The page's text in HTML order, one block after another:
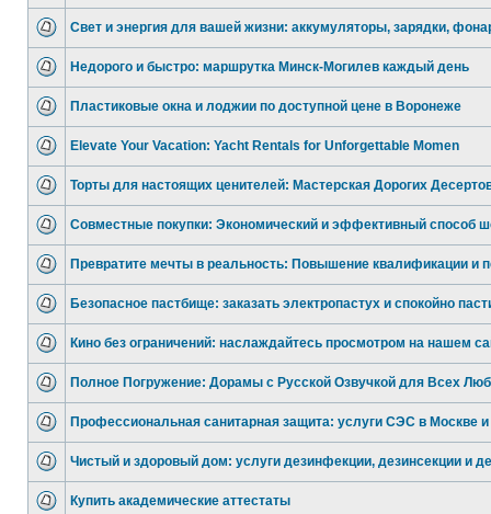
Свет и энергия для вашей жизни: аккумуляторы, зарядки,
Недорого и быстро: маршрутка Минск-Могилев каждый день
Пластиковые окна и лоджии по доступной цене в Воронеже
Elevate Your Vacation: Yacht Rentals for Unforgettable Momen
Торты для настоящих ценителей: Мастерская Дорогих
Совместные покупки: Экономический и эффективный способ
Превратите мечты в реальность: Повышение квалификации и
Безопасное пастбище: заказать электропастух и спокойно
Кино без ограничений: наслаждайтесь просмотром на нашем
Полное Погружение: Дорамы с Русской Озвучкой для Всех
Профессиональная санитарная защита: услуги СЭС в Москве и
Чистый и здоровый дом: услуги дезинфекции, дезинсекции и
Купить академические аттестаты